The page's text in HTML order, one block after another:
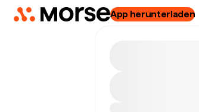
App herunterladen